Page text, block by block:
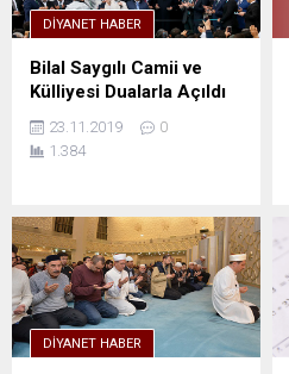
DIYANET HABER
Bilal Saygılı Camii ve
Külliyesi Dualarla Açıldı
23.11.2019
0
1.384
DIYANET HABER